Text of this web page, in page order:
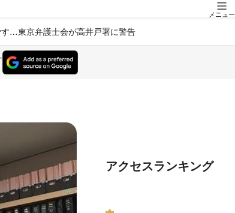
メニュー
…東京弁護士会が高井戸署に警告
アクセスランキング